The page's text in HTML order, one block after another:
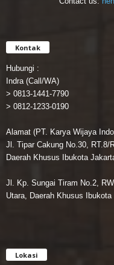
Kontak
Hubungi :
Indra (Call/WA)
> 0813-1441-7790
> 0812-1233-0190
Alamat (PT. Karya Wijaya
Jl. Tipar Cakung No.30, RT.8/
Daerah Khusus Ibukota
Jl. Kp. Sungai Tiram No.2,
Utara, Daerah Khusus
Lokasi